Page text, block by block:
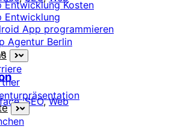
Entwicklung Kosten
Entwicklung
App programmieren
Agentur Berlin
,SEO,Web